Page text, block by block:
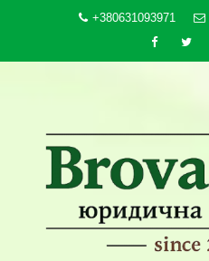
+380631093971